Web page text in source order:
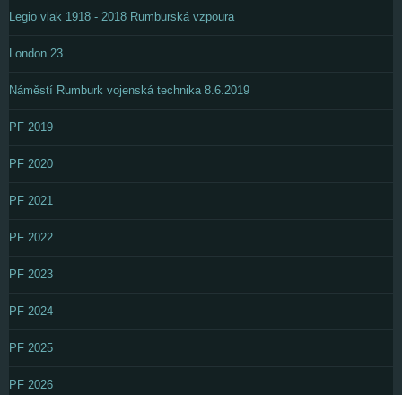
Legio vlak 1918 - 2018 Rumburská vzpoura
London 23
Náměstí Rumburk vojenská technika 8.6.2019
PF 2019
PF 2020
PF 2021
PF 2022
PF 2023
PF 2024
PF 2025
PF 2026